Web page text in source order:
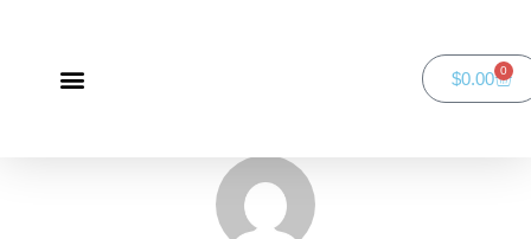
$0.00 0